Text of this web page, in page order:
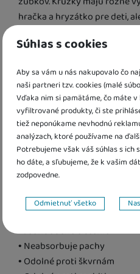
Súhlas s cookies
Aby sa vám u nás nakupovalo čo
naši partneri tzv. cookies (malé
Vďaka nim si pamätáme, čo máte
vyfiltrované produkty, či ste
tiež neponúkame nevhodnú
analýzach, ktoré používame na
Potrebujeme však váš súhlas s ich
ho dáte, a sľubujeme, že k vašim
zodpovedne.
Nastavenie súhlasov
VŽDY AKTÍVNE
Technické cookies umožňujú váš
Odmietnuť všetko
hračka a hryzátko pre deti,
Výborné sú aj na
TIP: Silikónové
darčekom pri návšteve
• Mäkký, pružný, silný
• Jednoduchý úchop
• Rôzne textúry na lepšiu
pripevnenie plienky ku
• Praktický darček
• Jednoduché čistenie
• Neabsorbuje pachy
• Odolné proti škvrnám